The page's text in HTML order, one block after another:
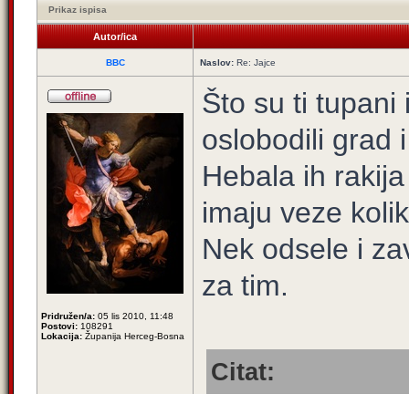
Prikaz ispisa
Autor/ica
BBC Naslov: Re: Jajce
Pridružen/a: 05 lis 2010, 11:48
Postovi: 108291
Lokacija: Županija Herceg-Bosna
Što su ti tupani
oslobodili grad
Hebala ih
imaju veze
Nek odsele i
za tim.
Citat: